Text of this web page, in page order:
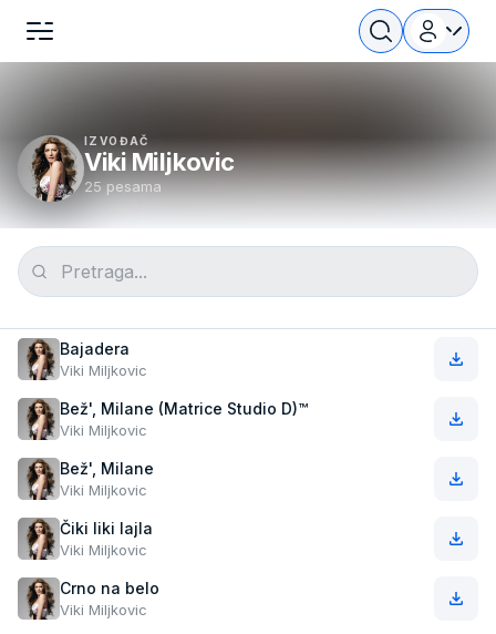
IZVOĐAČ
Viki Miljkovic
25 pesama
Bajadera
Viki Miljkovic
Bež', Milane (Matrice Studio D)™
Viki Miljkovic
Bež', Milane
Viki Miljkovic
Čiki liki lajla
Viki Miljkovic
Crno na belo
Viki Miljkovic